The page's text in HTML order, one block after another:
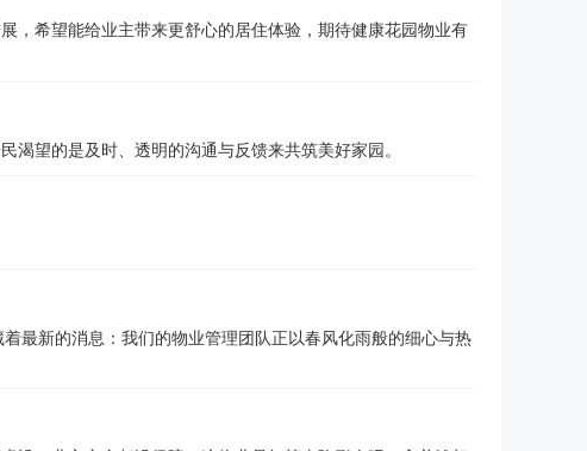
，希望能给业主带来更舒心的居住体验，期待健康花园物业有
望的是及时、透明的沟通与反馈来共筑美好家园。
最新的消息：我们的物业管理团队正以春风化雨般的细心与热